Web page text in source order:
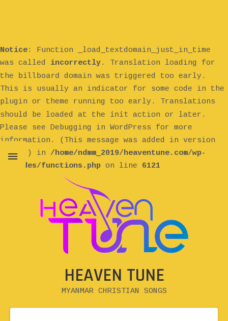
Notice: Function _load_textdomain_just_in_time
was called incorrectly. Translation loading for
the billboard domain was triggered too early.
This is usually an indicator for some code in the
plugin or theme running too early. Translations
should be loaded at the init action or later.
Please see Debugging in WordPress for more
information. (This message was added in version
6.7.0.) in /home/ndmm_2019/heaventune.com/wp-
includes/functions.php on line 6121
HEAVEN TUNE
MYANMAR CHRISTIAN SONGS